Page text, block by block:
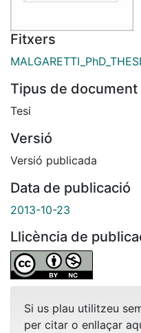
Fitxers
Tipus de document
Tesi
Versió
Versió publicada
Data de publicació
2013-10-23
Llicència de
Si us plau utilitzeu
per citar o enllaçar